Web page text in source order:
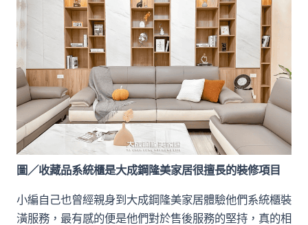
圖／收藏品系統櫃是大成鋼隆美家居很擅長的裝修項目
小編自己也曾經親身到大成鋼隆美家居體驗他們系統櫃裝
潢服務，最有感的便是他們對於售後服務的堅持，真的相